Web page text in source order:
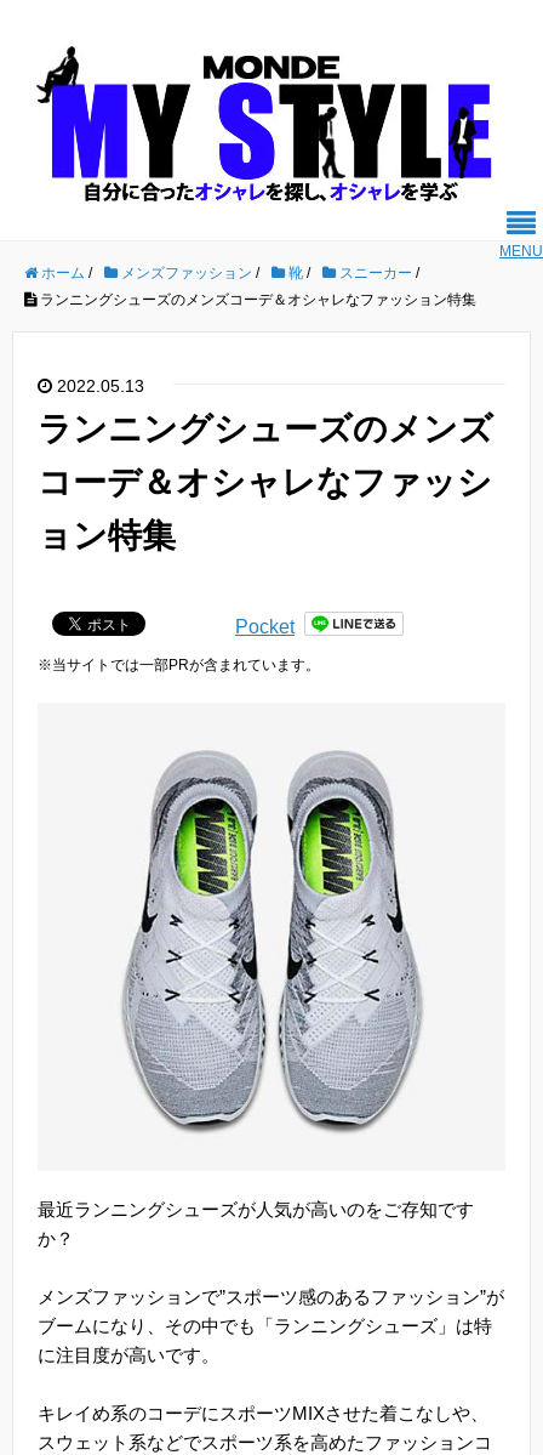
MENU
ホーム / メンズファッション / 靴 / スニーカー /
ランニングシューズのメンズコーデ＆オシャレなファッション特集
2022.05.13
ランニングシューズのメンズ
コーデ＆オシャレなファッシ
ョン特集
Pocket
※当サイトでは一部PRが含まれています。
最近ランニングシューズが人気が高いのをご存知です
か？
メンズファッションで”スポーツ感のあるファッション”が
ブームになり、その中でも「ランニングシューズ」は特
に注目度が高いです。
キレイめ系のコーデにスポーツMIXさせた着こなしや、
スウェット系などでスポーツ系を高めたファッションコ